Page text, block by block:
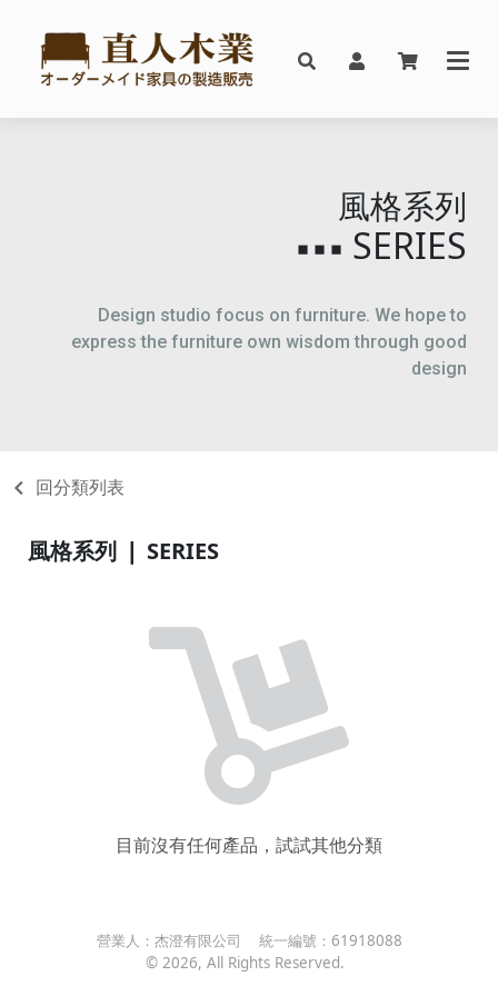
風格系列
▪▪▪ SERIES
Design studio focus on furniture. We hope to
express the furniture own wisdom through good
design
回分類列表
目前沒有任何產品，試試其他分類
風格系列 ❘ SERIES
營業人： 杰澄有限公司 統一編號： 61918088
© 2026, All Rights Reserved.